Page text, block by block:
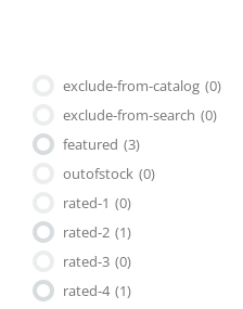
exclude-from-catalog (0)
exclude-from-search (0)
featured (3)
outofstock (0)
rated-1 (0)
rated-2 (1)
rated-3 (0)
rated-4 (1)